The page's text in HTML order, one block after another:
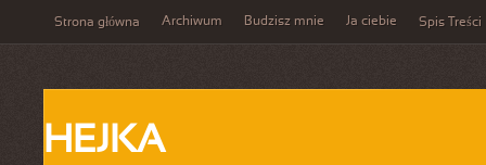
Strona główna Archiwum Budzisz mnie Ja ciebie Spis Treści
HEJKA